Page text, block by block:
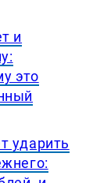
и
это
ударить